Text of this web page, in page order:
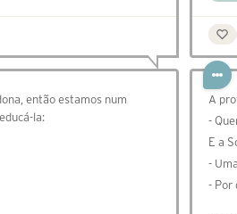
então estamos num
la:
A
-
E a
-
- Por